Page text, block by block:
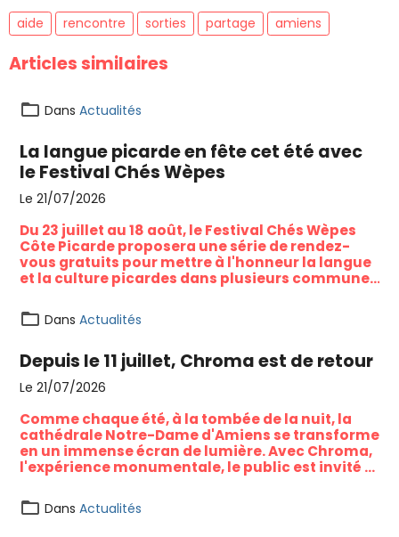
aide rencontre sorties partage amiens
Articles similaires
Dans Actualités
La langue picarde en fête cet été avec
le Festival Chés Wèpes
Le 21/07/2026
Du 23 juillet au 18 août, le Festival Chés Wèpes
Côte Picarde proposera une série de rendez-
vous gratuits pour mettre à l'honneur la langue
et la culture picardes dans plusieurs communes
Dans Actualités
Depuis le 11 juillet, Chroma est de retour
Le 21/07/2026
Comme chaque été, à la tombée de la nuit, la
cathédrale Notre-Dame d'Amiens se transforme
en un immense écran de lumière. Avec Chroma,
l'expérience monumentale, le public est invité à
patrimoine amiénois à travers un spectacle
gratuit mêlant histoire, couleurs et projections
Dans Actualités